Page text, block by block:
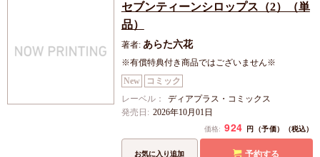
セブンティーンシロップス（2）（単
品）
著者: あらた六花
※有償特典付き商品ではございません※
New
コミック
レーベル：
ディアプラス・コミックス
発売日: 2026年10月01日
価格: 924 円（予価） （税込）
予約する
お気に入り追加